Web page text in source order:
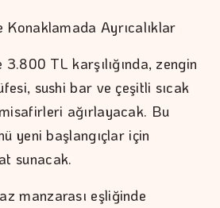
Konaklamada Ayrıcalıklar
3.800 TL karşılığında, zengin
sushi bar ve çeşitli sıcak
ağırlayacak. Bu
yeni başlangıçlar için
sunacak.
manzarası eşliğinde